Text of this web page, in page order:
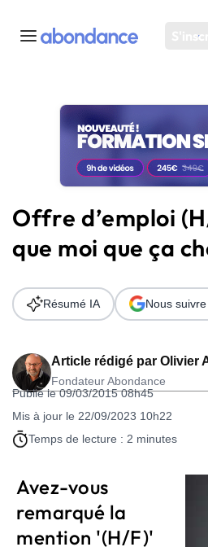
Toutes les actus
Actus SEO
Plateforme
Solutions
Ressources
Audit SEO
Offre d’emploi
que moi que ça
Article rédigé par Olivier
Fondateur Abondance
Publié le 09/03/2015 08h45
Mis à jour le 22/09/2023 10h22
Temps de lecture : 2 minutes
Résumé IA Nous
Avez-vous
remarqué la
mention '(H/F)'